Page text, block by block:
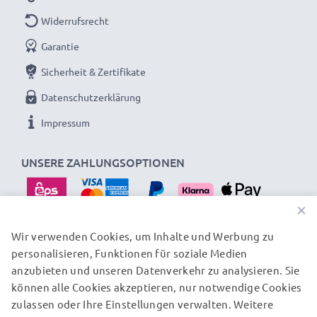
UNSERE ZAHLUNGSOPTIONEN
Widerrufsrecht
Garantie
Sicherheit & Zertifikate
Datenschutzerklärung
Impressum
UNSERE VERSANDPARTNER
© subtel.at 2026
×
Wir verwenden Cookies, um Inhalte und Werbung zu
personalisieren, Funktionen für soziale Medien
anzubieten und unseren Datenverkehr zu analysieren. Sie
können alle Cookies akzeptieren, nur notwendige Cookies
zulassen oder Ihre Einstellungen verwalten. Weitere